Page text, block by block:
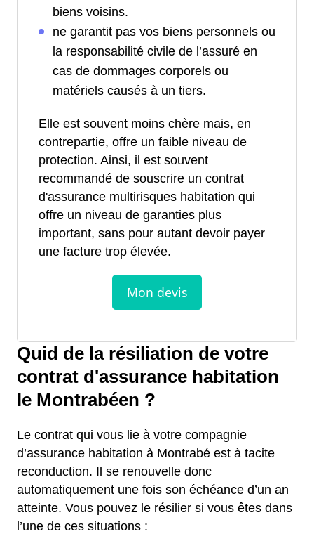
biens voisins.
ne garantit pas vos biens personnels ou
la responsabilité civile de l’assuré en
cas de dommages corporels ou
matériels causés à un tiers.
Elle est souvent moins chère mais, en
contrepartie, offre un faible niveau de
protection. Ainsi, il est souvent
recommandé de souscrire un contrat
d'assurance multirisques habitation qui
offre un niveau de garanties plus
important, sans pour autant devoir payer
une facture trop élevée.
Quid de la résiliation de votre
contrat d'assurance habitation
le Montrabéen ?
Le contrat qui vous lie à votre compagnie
d’assurance habitation à Montrabé est à tacite
reconduction. Il se renouvelle donc
automatiquement une fois son échéance d’un an
atteinte. Vous pouvez le résilier si vous êtes dans
l’une de ces situations :